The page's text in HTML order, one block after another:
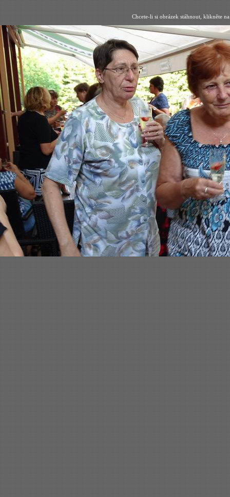
Chcete-li si obrázek stáhnout, klikněte